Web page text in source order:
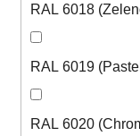
RAL 6018
RAL 6019
RAL 6020